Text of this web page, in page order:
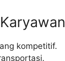
kompetitif.